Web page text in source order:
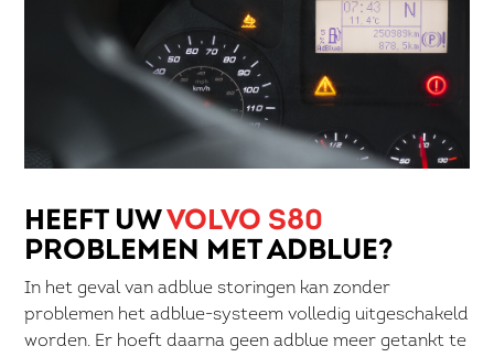
HEEFT UWVOLVO S80
PROBLEMEN MET ADBLUE?
In het geval van adblue storingen kan zonder
problemen het adblue-systeem volledig uitgeschakeld
worden. Er hoeft daarna geen adblue meer getankt te